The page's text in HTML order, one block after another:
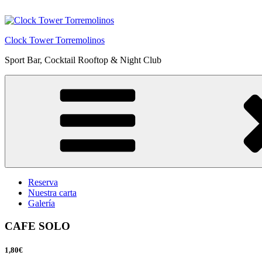
al
Clock Tower Torremolinos
Sport Bar, Cocktail Rooftop & Night Club
Reserva
Nuestra carta
Galería
CAFE SOLO
1,80€